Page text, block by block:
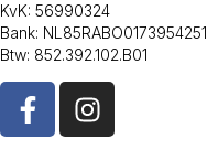
KvK: 56990324
Bank: NL85RABO0173954251
Btw: 852.392.102.B01